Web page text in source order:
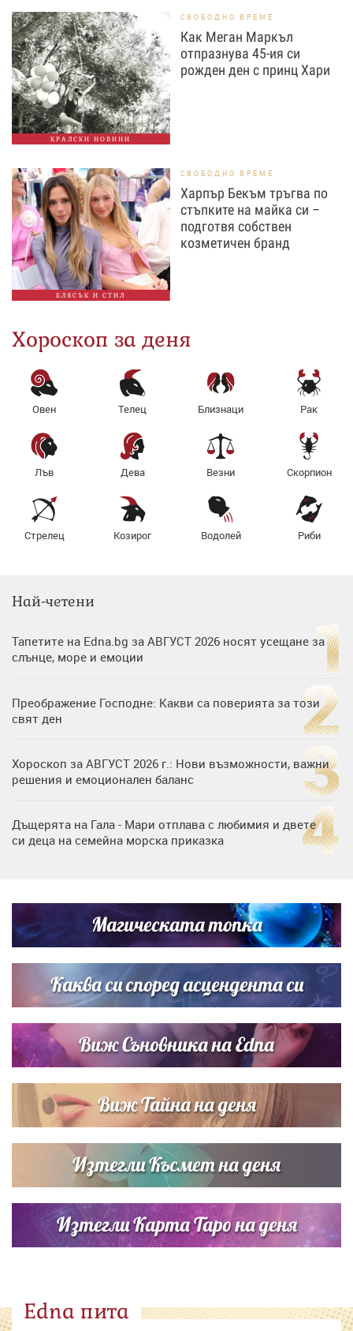
КРАЛСКИ НОВИНИ
СВОБОДНО ВРЕМЕ
Как Меган Маркъл
отпразнува 45-ия си
рожден ден с принц Хари
БЛЯСЪК И СТИЛ
СВОБОДНО ВРЕМЕ
Харпър Бекъм тръгва по
стъпките на майка си –
подготвя собствен
козметичен бранд
Хороскоп за деня
Овен Телец Близнаци Рак
Лъв Дева Везни Скорпион
Стрелец Козирог Водолей Риби
Най-четени
Тапетите на Edna.bg за АВГУСТ 2026 носят усещане за
слънце, море и емоции
Преображение Господне: Какви са поверията за този
свят ден
Хороскоп за АВГУСТ 2026 г.: Нови възможности, важни
решения и емоционален баланс
Дъщерята на Гала - Мари отплава с любимия и двете
си деца на семейна морска приказка
Кортни Кокс и Джим Къртис заедно на яхта
Дъщерята на Тодор Батков вдигна сватба, Стоичков и
Братя Аргирови я изненадаха с песен
Магическата топка
Каква си според асцендента си
Виж Съновника на Edna
Виж Тайна на деня
Изтегли Късмет на деня
Изтегли Карта Таро на деня
Edna пита